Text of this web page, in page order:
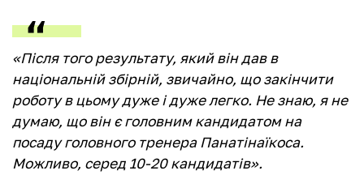
«Після того результату, який він дав в
національній збірній, звичайно, що закінчити
роботу в цьому дуже і дуже легко. Не знаю, я не
думаю, що він є головним кандидатом на
посаду головного тренера Панатінаїкоса.
Можливо, серед 10-20 кандидатів».